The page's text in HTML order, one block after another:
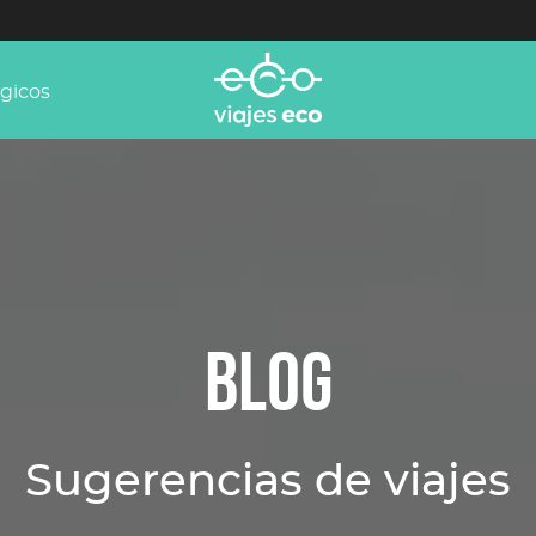
BLOG
Sugerencias de viajes